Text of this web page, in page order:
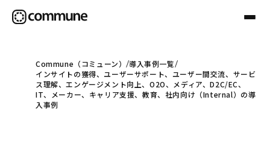
Communeについて
Commune（コミューン）
導入事例一覧
インサイトの獲得、ユーザーサポート、ユーザー間交流、サービ
ス理解、エンゲージメント向上、O2O、メディア、D2C/EC、
IT、メーカー、キャリア支援、教育、社内向け（Internal）の導
入事例